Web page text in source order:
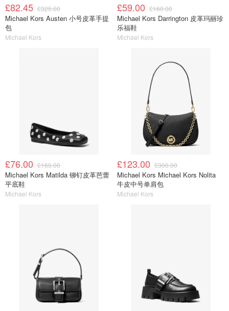
£82.45 £325.00
Michael Kors Austen 小号皮革手提
包
Michael Kors
£59.00 £160.00
Michael Kors Darrington 皮革玛丽珍
乐福鞋
Michael Kors
£76.00 £160.00
Michael Kors Matilda 铆钉皮革芭蕾
平底鞋
Michael Kors
£123.00 £300.00
Michael Kors Michael Kors Nolita
牛皮中号单肩包
Michael Kors